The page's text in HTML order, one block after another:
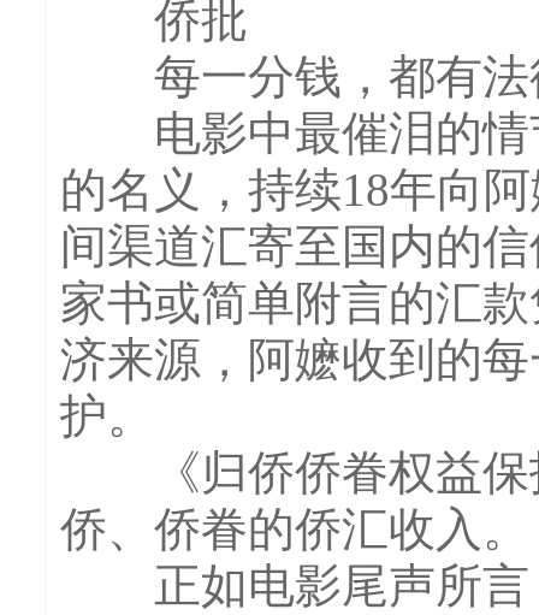
侨批
每一分钱，都有法
电影中最催泪的情
的名义，持续18年向
间渠道汇寄至国内的
家书或简单附言的汇
济来源，阿嬷收到的
护。
《归侨侨眷权益保
侨、侨眷的侨汇收入。
正如电影尾声所言